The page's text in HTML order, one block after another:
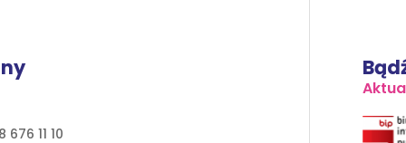
676 11 10